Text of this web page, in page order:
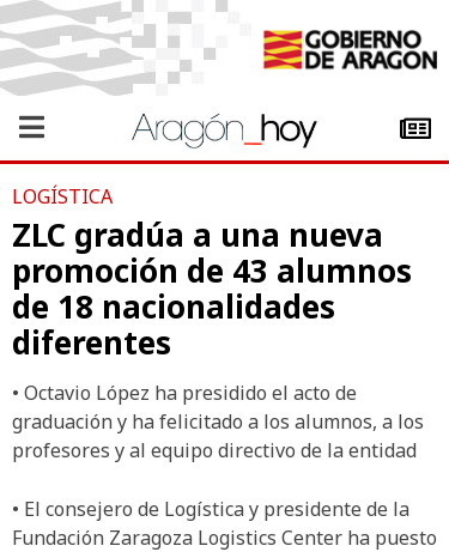
LOGÍSTICA
ZLC gradúa a una nueva
promoción de 43 alumnos
de 18 nacionalidades
diferentes
• Octavio López ha presidido el acto de
graduación y ha felicitado a los alumnos, a los
profesores y al equipo directivo de la entidad
• El consejero de Logística y presidente de la
Fundación Zaragoza Logistics Center ha puesto